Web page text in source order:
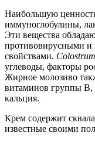
Наибольшую
иммуноглобулины,
Эти вещества
противовирусными и
свойствами.
углеводы, факторы
Жирное молозиво
витаминов группы В,
кальция.
Крем содержит
известные своими